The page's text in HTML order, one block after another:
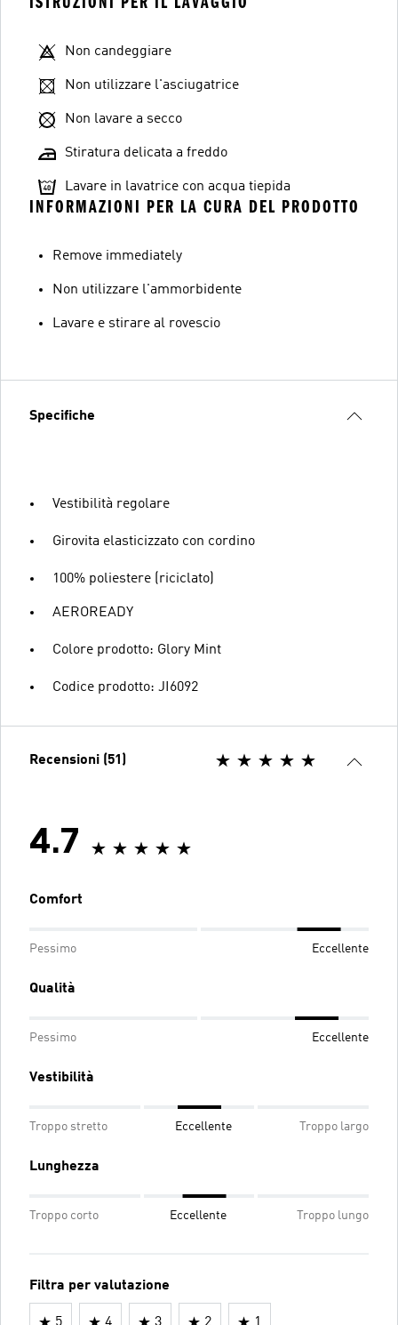
Non candeggiare
Non utilizzare l'asciugatrice
Non lavare a secco
Stiratura delicata a freddo
Lavare in lavatrice con acqua tiepida
INFORMAZIONI PER LA CURA DEL PRODOTTO
Remove immediately
Non utilizzare l'ammorbidente
Lavare e stirare al rovescio
Specifiche
Vestibilità regolare
Girovita elasticizzato con cordino
100% poliestere (riciclato)
AEROREADY
Colore prodotto: Glory Mint
Codice prodotto: JI6092
Recensioni (51)
4.7
Comfort
Pessimo Eccellente
Qualità
Pessimo Eccellente
Vestibilità
Troppo stretto Eccellente Troppo largo
Lunghezza
Troppo corto Eccellente Troppo lungo
Filtra per valutazione